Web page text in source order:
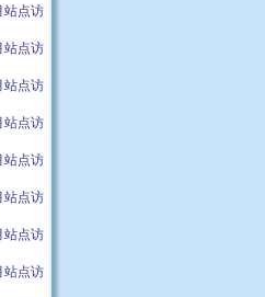
站点访
站点访
站点访
站点访
站点访
站点访
站点访
站点访